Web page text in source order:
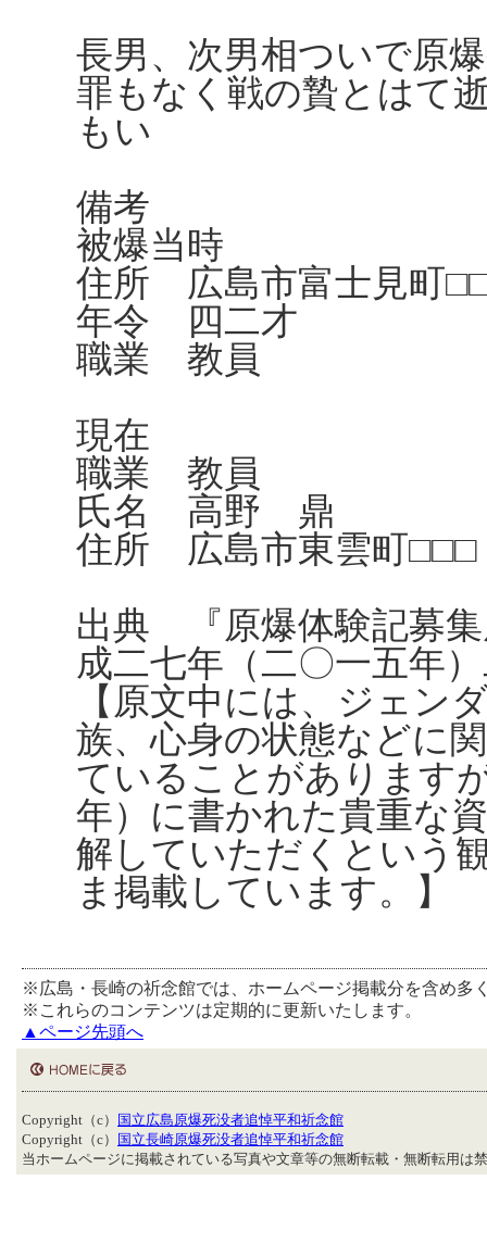
長男、次男相ついで原
罪もなく戦の贄とはて
もい
備考
被爆当時
住所 広島市富士見町
年令 四二才
職業 教員
現在
職業 教員
氏名 高野 鼎
住所 広島市東雲町
出典 『原爆体験記募
成二七年（二〇一五年
【原文中には、ジェン
族、心身の状態などに
ていることがあります
年）に書かれた貴重な
解していただくという
ま掲載しています。】
※広島・長崎の祈念館では、ホームページ掲載分を含め多
※これらのコンテンツは定期的に更新いたします。
▲ページ先頭へ
Copyright（c）
国立広島原爆死没者追悼平和祈念館
Copyright（c）
国立長崎原爆死没者追悼平和祈念館
当ホームページに掲載されている写真や文章等の無断転載・無断転用は